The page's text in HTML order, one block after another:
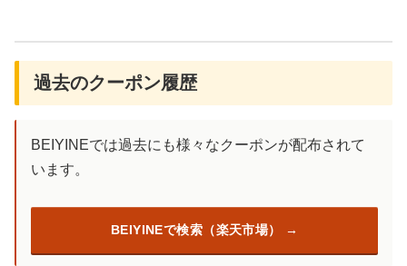
過去のクーポン履歴
BEIYINEでは過去にも様々なクーポンが配布されて
います。
BEIYINEで検索（楽天市場）